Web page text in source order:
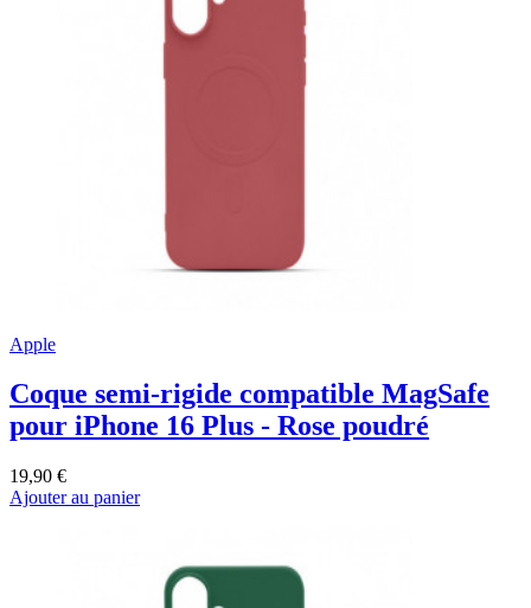
Apple
Coque semi-rigide compatible MagSafe
pour iPhone 16 Plus - Rose poudré
19,90 €
Ajouter au panier